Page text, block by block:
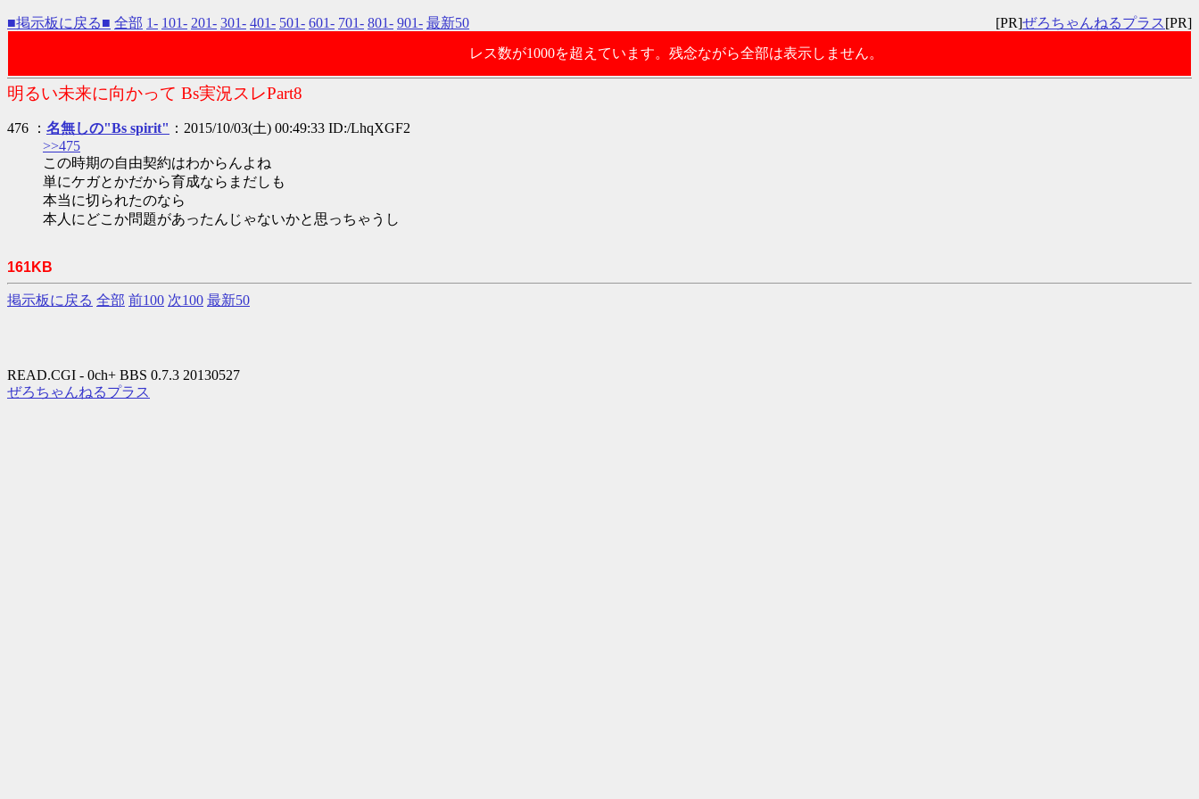
■掲示板に戻る■ 全部 1- 101- 201- 301- 401- 501- 601- 701- 801- 901- 最新50 [PR]ぜろちゃんねるプラス [PR]
レス数が1000を超えています。残念ながら全部は表示しません。
明るい未来に向かって Bs実況スレPart8
476 ： 名無しの"Bs spirit" ：2015/10/03(土) 00:49:33 ID:/LhqXGF2
>>475
この時期の自由契約はわからんよね
単にケガとかだから育成ならまだしも
本当に切られたのなら
本人にどこか問題があったんじゃないかと思っちゃうし
161KB
掲示板に戻る 全部 前100 次100 最新50
READ.CGI - 0ch+ BBS 0.7.3 20130527
ぜろちゃんねるプラス